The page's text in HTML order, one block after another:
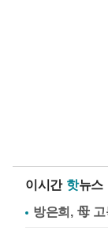
이시간 핫뉴스
방은희, 母